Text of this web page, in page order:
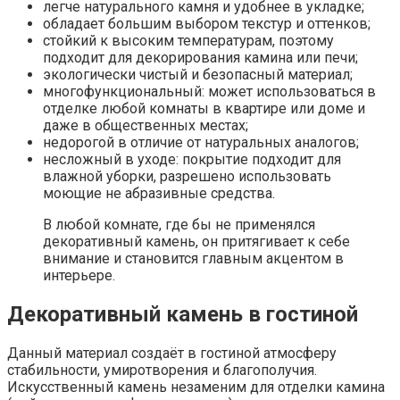
легче натурального камня и удобнее в укладке;
обладает большим выбором текстур и оттенков;
стойкий к высоким температурам, поэтому
подходит для декорирования камина или печи;
экологически чистый и безопасный материал;
многофункциональный: может использоваться в
отделке любой комнаты в квартире или доме и
даже в общественных местах;
недорогой в отличие от натуральных аналогов;
несложный в уходе: покрытие подходит для
влажной уборки, разрешено использовать
моющие не абразивные средства.
В любой комнате, где бы не применялся
декоративный камень, он притягивает к себе
внимание и становится главным акцентом в
интерьере.
Декоративный камень в гостиной
Данный материал создаёт в гостиной атмосферу
стабильности, умиротворения и благополучия.
Искусственный камень незаменим для отделки камина